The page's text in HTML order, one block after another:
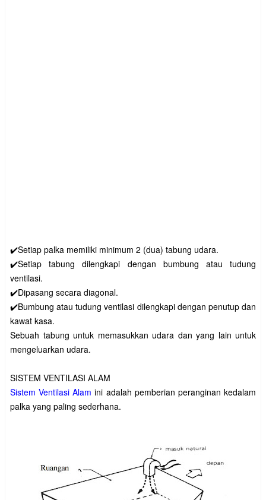
✔️Setiap palka memiliki minimum 2 (dua) tabung udara.
✔️Setiap tabung dilengkapi dengan bumbung atau tudung
ventilasi.
✔️Dipasang secara diagonal.
✔️Bumbung atau tudung ventilasi dilengkapi dengan penutup dan
kawat kasa.
Sebuah tabung untuk memasukkan udara dan yang lain untuk
mengeluarkan udara.
SISTEM VENTILASI ALAM
Sistem Ventilasi Alam ini adalah pemberian peranginan kedalam
palka yang paling sederhana.